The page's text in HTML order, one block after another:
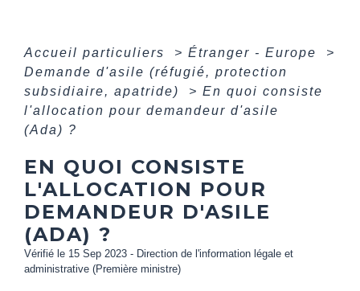
Accueil particuliers > Étranger - Europe
>
Demande d'asile (réfugié, protection
subsidiaire, apatride)
> En quoi consiste
l'allocation pour demandeur d'asile
(Ada) ?
EN QUOI CONSISTE
L'ALLOCATION POUR
DEMANDEUR D'ASILE
(ADA) ?
Vérifié le 15 Sep 2023 - Direction de l'information légale et
administrative (Première ministre)